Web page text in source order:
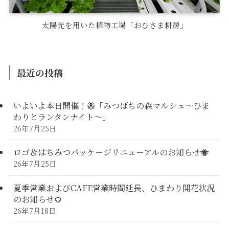
太陽光を用いた植物工場「おひさま耕房」
最近の投稿
いよいよ本日開催！🐝「みつばちの森マルシェ〜ひま
わりとランタンナイト〜」
26年7月25日
ロゴ＆はちみつパッケージリニューアルのお知らせ🐝
26年7月25日
夏季営業およびCAFE営業時間延長、ひまわり開花状況
のお知らせ🌻
26年7月18日